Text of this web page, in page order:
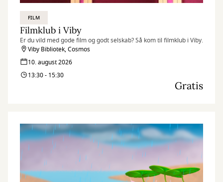
FILM
Filmklub i Viby
Er du vild med gode film og godt selskab? Så kom til filmklub i Viby.
Viby Bibliotek, Cosmos
10. august 2026
13:30 - 15:30
Gratis